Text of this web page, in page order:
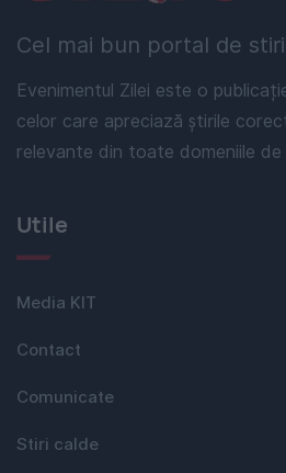
Cel mai bun portal de
Evenimentul Zilei este o
celor care apreciază știrile
relevante din toate domeniile
Utile
Media KIT
Contact
Comunicate
Stiri calde